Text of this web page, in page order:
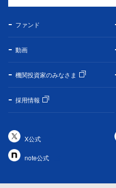
ファンド
動画
機関投資家のみなさま
採用情報
X公式
note公式